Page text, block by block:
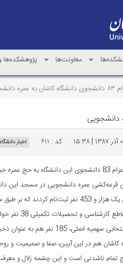
معاونت‌ها
عمره دانشجویی
کد : ۶۱۱ اخبار دانشگاه
داد.
دانشگاه افزود: 73 نفر از این تعداد دانشجویان مجرد و 10 نفر هم
قرعه‌کشی انجام شد.
38 نفر خواهر و 35 دانشجوی برادر هستند.
ذخیرة اول و دوم انتخاب شدند.
کاشان هم در این آیین، صفا و صمیمیت و
تمام ناشدنی است و این چشمه زلال و